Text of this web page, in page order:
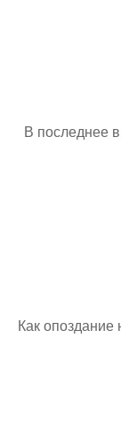
В последнее
Как опоздание